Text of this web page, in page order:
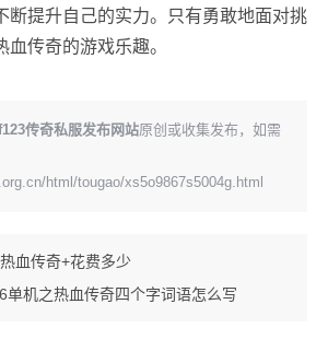
断提升自己的实力。只有勇敢地面对挑
传奇的游戏乐趣。
传奇私服发布网站原创或收集发布，如需
html/tougao/xs5o9867s5004g.html
血传奇+花费多少
单机之热血传奇四个字词语怎么写